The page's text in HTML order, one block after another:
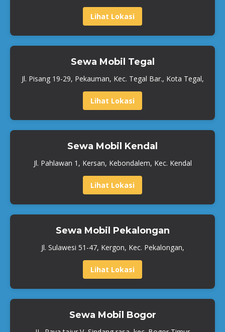
Lihat Lokasi
Sewa Mobil Tegal
Jl. Pisang 19-29, Pekauman, Kec. Tegal Bar., Kota Tegal,
Lihat Lokasi
Sewa Mobil Kendal
Jl. Pahlawan 1, Kersan, Kebondalem, Kec. Kendal
Lihat Lokasi
Sewa Mobil Pekalongan
Jl. Sulawesi 51-47, Kergon, Kec. Pekalongan,
Lihat Lokasi
Sewa Mobil Bogor